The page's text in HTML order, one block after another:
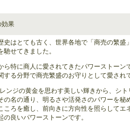
効果
史はとても古く、世界各地で「商売の繁盛
馳せてきました。
ら特に商人に愛されてきたパワーストーン
する分野で商売繁盛のお守りとして愛され
ンジの黄金を思わす美しい輝きから、シ
の名の通り、明るさや活発さのパワーを秘
ころを癒し、前向きに方向性を照らして
の良いパワーストーンです。